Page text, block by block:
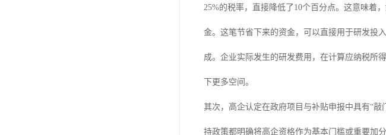
25%的税率，直接降低了10个百分点。这意味着
金。这笔节省下来的资金，可以直接用于研发投
成。企业实际发生的研发费用，在计算应纳税所
下更多空间。
其次，高企认定在政府项目与补贴申报中具有“
持政策都明确将高企资格作为基本门槛或重要加